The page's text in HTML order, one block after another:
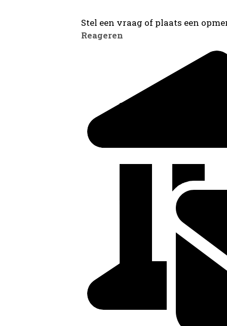
Stel een vraag of plaats een
Reageren